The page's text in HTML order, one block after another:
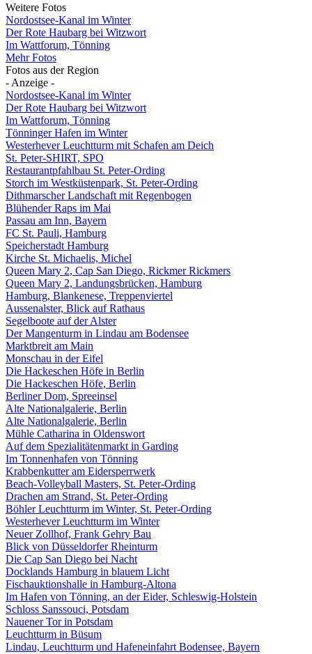
Weitere Fotos
Nordostsee-Kanal im Winter
Der Rote Haubarg bei Witzwort
Im Wattforum, Tönning
Mehr Fotos
Fotos aus der Region
- Anzeige -
Nordostsee-Kanal im Winter
Der Rote Haubarg bei Witzwort
Im Wattforum, Tönning
Tönninger Hafen im Winter
Westerhever Leuchtturm mit Schafen am Deich
St. Peter-SHIRT, SPO
Restaurantpfahlbau St. Peter-Ording
Storch im Westküstenpark, St. Peter-Ording
Dithmarscher Landschaft mit Regenbogen
Blühender Raps im Mai
Passau am Inn, Bayern
FC St. Pauli, Hamburg
Speicherstadt Hamburg
Kirche St. Michaelis, Michel
Queen Mary 2, Cap San Diego, Rickmer Rickmers
Queen Mary 2, Landungsbrücken, Hamburg
Hamburg, Blankenese, Treppenviertel
Aussenalster, Blick auf Rathaus
Segelboote auf der Alster
Der Mangenturm in Lindau am Bodensee
Marktbreit am Main
Monschau in der Eifel
Die Hackeschen Höfe in Berlin
Die Hackeschen Höfe, Berlin
Berliner Dom, Spreeinsel
Alte Nationalgalerie, Berlin
Alte Nationalgalerie, Berlin
Mühle Catharina in Oldenswort
Auf dem Spezialitätenmarkt in Garding
Im Tonnenhafen von Tönning
Krabbenkutter am Eidersperrwerk
Beach-Volleyball Masters, St. Peter-Ording
Drachen am Strand, St. Peter-Ording
Böhler Leuchtturm im Winter, St. Peter-Ording
Westerhever Leuchtturm im Winter
Neuer Zollhof, Frank Gehry Bau
Blick von Düsseldorfer Rheinturm
Die Cap San Diego bei Nacht
Docklands Hamburg in blauem Licht
Fischauktionshalle in Hamburg-Altona
Im Hafen von Tönning, an der Eider, Schleswig-Holstein
Schloss Sanssouci, Potsdam
Nauener Tor in Potsdam
Leuchtturm in Büsum
Lindau, Leuchtturm und Hafeneinfahrt Bodensee, Bayern